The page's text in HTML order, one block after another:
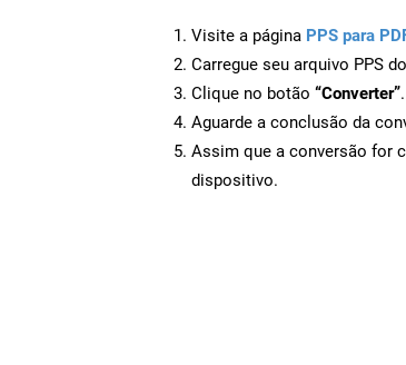
Visite a página PPS para
Carregue seu arquivo PPS
Clique no botão “Converter”.
Aguarde a conclusão da
Assim que a conversão for
dispositivo.